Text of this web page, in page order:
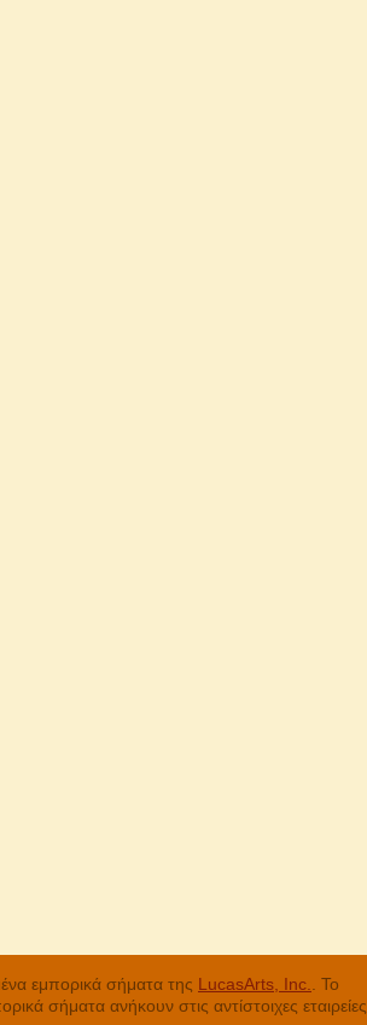
εμπορικά σήματα της LucasArts, Inc.
. Το
σήματα ανήκουν στις αντίστοιχες εταιρείες